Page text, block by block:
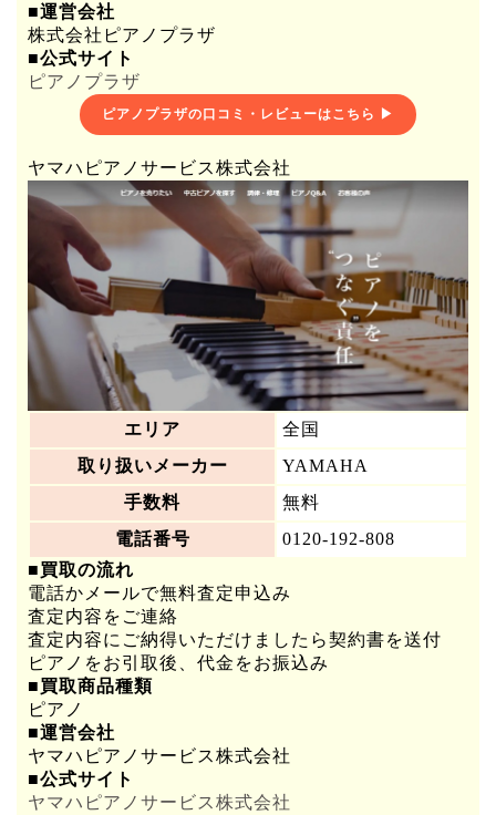
■運営会社
株式会社ピアノプラザ
■公式サイト
ピアノプラザ
ピアノプラザの口コミ・レビューはこちら ▶
ヤマハピアノサービス株式会社
エリア
全国
取り扱いメーカー
YAMAHA
手数料
無料
電話番号
0120-192-808
■買取の流れ
電話かメールで無料査定申込み
査定内容をご連絡
査定内容にご納得いただけましたら契約書を送付
ピアノをお引取後、代金をお振込み
■買取商品種類
ピアノ
■運営会社
ヤマハピアノサービス株式会社
■公式サイト
ヤマハピアノサービス株式会社